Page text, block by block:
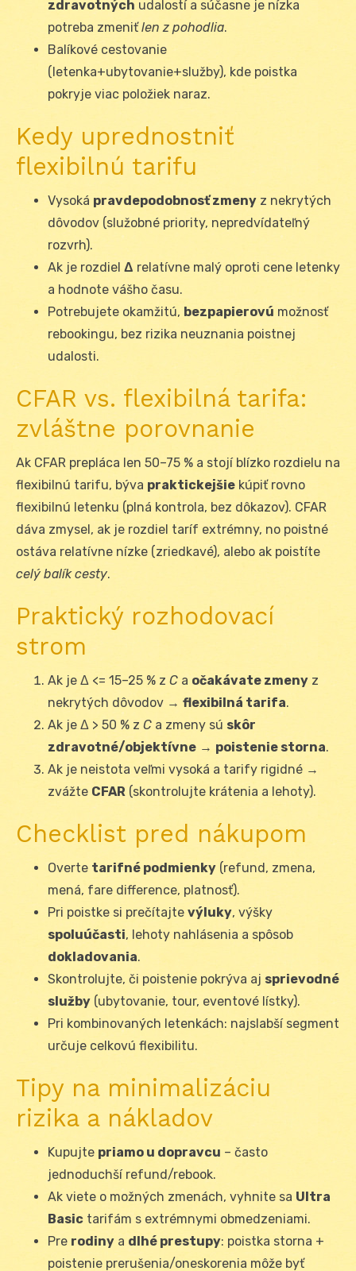
zdravotných udalostí a súčasne je nízka
potreba zmeniťlen z pohodlia.
Balíkové cestovanie
(letenka+ubytovanie+služby), kde poistka
pokryje viac položiek naraz.
Kedy uprednostniť
flexibilnú tarifu
Vysoká pravdepodobnosť zmeny z nekrytých
dôvodov (služobné priority, nepredvídateľný
rozvrh).
Ak je rozdiel Δ relatívne malý oproti cene letenky
a hodnote vášho času.
Potrebujete okamžitú, bezpapierovú možnosť
rebookingu, bez rizika neuznania poistnej
udalosti.
CFAR vs. flexibilná tarifa:
zvláštne porovnanie
Ak CFAR prepláca len 50–75 % a stojí blízko rozdielu na
flexibilnú tarifu, býva praktickejšie kúpiť rovno
flexibilnú letenku (plná kontrola, bez dôkazov). CFAR
dáva zmysel, ak je rozdiel taríf extrémny, no poistné
ostáva relatívne nízke (zriedkavé), alebo ak poistíte
celý balík cesty.
Praktický rozhodovací
strom
Ak je Δ <= 15–25 % z C a očakávate zmeny z
nekrytých dôvodov → flexibilná tarifa.
Ak je Δ > 50 % z C a zmeny sú skôr
zdravotné/objektívne → poistenie storna.
Ak je neistota veľmi vysoká a tarify rigidné →
zvážte CFAR (skontrolujte krátenia a lehoty).
Checklist pred nákupom
Overte tarifné podmienky (refund, zmena,
mená, fare difference, platnosť).
Pri poistke si prečítajte výluky, výšky
spoluúčasti, lehoty nahlásenia a spôsob
dokladovania.
Skontrolujte, či poistenie pokrýva aj sprievodné
služby (ubytovanie, tour, eventové lístky).
Pri kombinovaných letenkách: najslabší segment
určuje celkovú flexibilitu.
Tipy na minimalizáciu
rizika a nákladov
Kupujte priamo u dopravcu – často
jednoduchší refund/rebook.
Ak viete o možných zmenách, vyhnite sa Ultra
Basic tarifám s extrémnymi obmedzeniami.
Pre rodiny a dlhé prestupy: poistka storna +
poistenie prerušenia/oneskorenia môže byť